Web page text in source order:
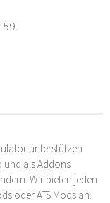
unterstützen
und als Addons
Wir bieten jeden
oder ATS Mods an.